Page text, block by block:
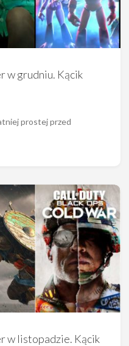
w grudniu. Kącik
prostej przed
w listopadzie. Kącik